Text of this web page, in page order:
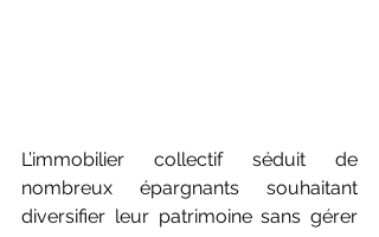
L’immobilier collectif séduit de
nombreux épargnants souhaitant
diversifier leur patrimoine sans gérer